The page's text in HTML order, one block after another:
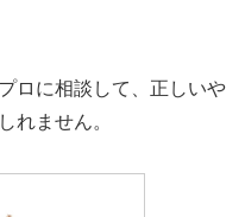
ロに相談して、正しいや
れません。